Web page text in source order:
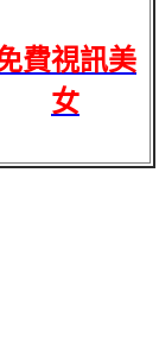
費視訊美
女